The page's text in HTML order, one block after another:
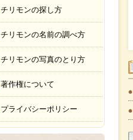
チリモンの探し方
チリモンの名前の調べ方
チリモンの写真のとり方
著作権について
プライバシーポリシー